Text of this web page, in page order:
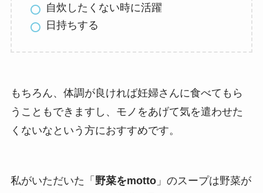
自炊したくない時に活躍
日持ちする
もちろん、体調が良ければ妊婦さんに食べてもら
うこともできますし、モノをあげて気を遣わせた
くないなという方におすすめです。
私がいただいた「 野菜をmotto」のスープは野菜が